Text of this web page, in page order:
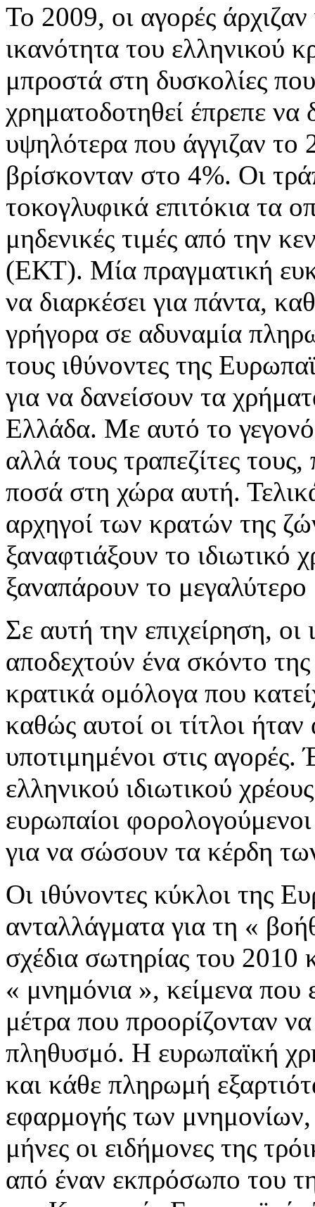
Το 2009, οι αγορές
ικανότητα του ελληνικού
μπροστά στη δυσκολίες
χρηματοδοτηθεί έπρεπε να
υψηλότερα που άγγιζαν το
βρίσκονταν στο 4%. Οι
τοκογλυφικά επιτόκια τα
μηδενικές τιμές από την
(ΕΚΤ). Μία πραγματική
να διαρκέσει για πάντα,
γρήγορα σε αδυναμία
τους ιθύνοντες της
για να δανείσουν τα
Ελλάδα. Με αυτό το
αλλά τους τραπεζίτες
ποσά στη χώρα αυτή.
αρχηγοί των κρατών της
ξαναφτιάξουν το ιδιωτικό
ξαναπάρουν το
Σε αυτή την επιχείρηση, οι
αποδεχτούν ένα σκόντο
κρατικά ομόλογα που
καθώς αυτοί οι τίτλοι
υποτιμημένοι στις
ελληνικού ιδιωτικού
ευρωπαίοι
για να σώσουν τα κέρδη
Οι ιθύνοντες κύκλοι της
ανταλλάγματα για τη «
σχέδια σωτηρίας του 2010
« μνημόνια », κείμενα που
μέτρα που προορίζονταν
πληθυσμό. Η ευρωπαϊκή
και κάθε πληρωμή
εφαρμογής των
μήνες οι ειδήμονες της
από έναν εκπρόσωπο του